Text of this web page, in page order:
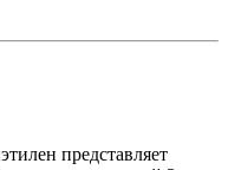
представляет